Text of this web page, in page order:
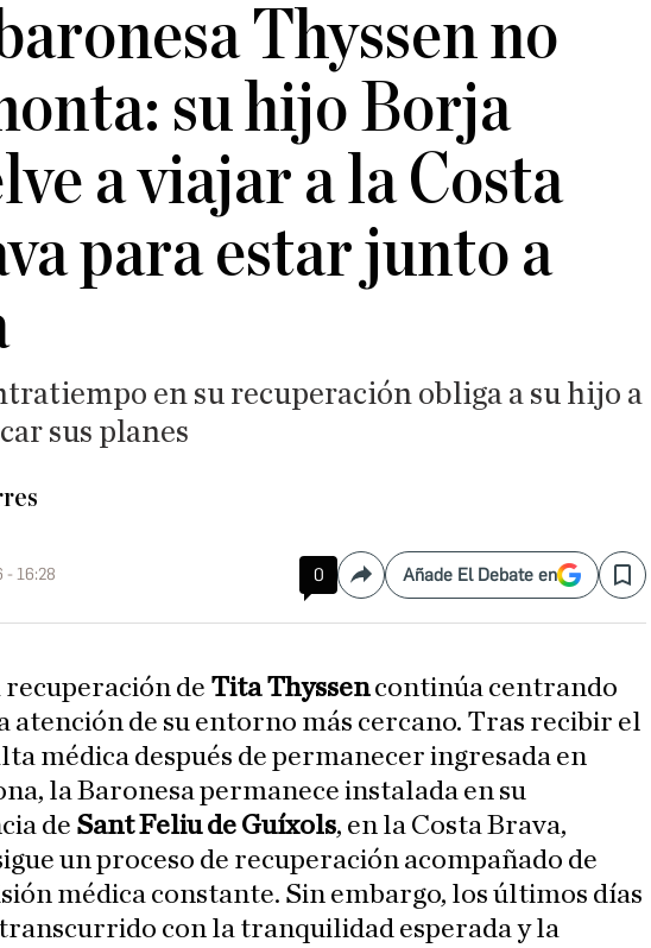
Thyssen no
su hijo Borja
a viajar a la Costa
para estar junto a
en su recuperación obliga a su hijo a
sus planes
- 16:28 0 CompartirAñade El Debate en Save
recuperación de Tita Thyssencontinúa centrando
atención de su entorno más cercano. Tras recibir el
médica después de permanecer ingresada en
la Baronesa permanece instalada en su
de Sant Feliu de Guíxols, en la Costa Brava,
un proceso de recuperación acompañado de
médica constante. Sin embargo, los últimos días
con la tranquilidad esperada y la